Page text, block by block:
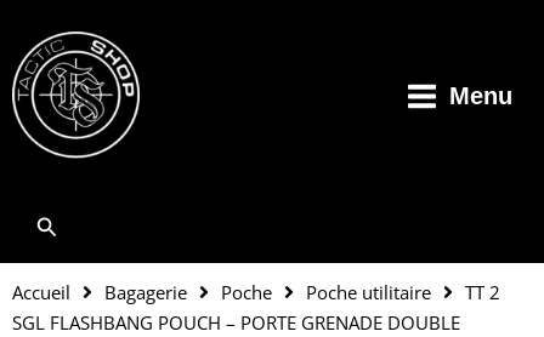
contenu
Menu
Rechercher
Accueil Bagagerie Poche Poche utilitaire
TT 2
SGL FLASHBANG POUCH – PORTE GRENADE DOUBLE